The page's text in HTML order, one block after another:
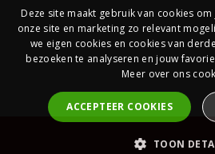
Deze site maakt gebruik van cookies
onze site en marketing zo relevant
we eigen cookies en cookies van
bezoeken te analyseren en jouw
Meer over ons
ACCEPTEER COOKIES
TOON